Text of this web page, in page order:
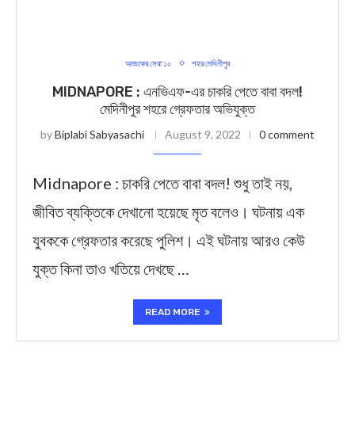
আজকের সেরা ১০ শহর মেদিনীপুর
MIDNAPORE : এনভিএফ-এর চাকরি পেতে বাবা বদল!
মেদিনীপুর শহরে গ্রেফতার অভিযুক্ত
byBiplabi Sabyasachi August 9, 2022 0 comment
Midnapore : চাকরি পেতে বাবা বদল! শুধু তাই নয়,
জীবিত ব্যক্তিকে দেখানো হয়েছে মৃত বলেও। ঘটনায় এক
যুবককে গ্রেফতার করেছে পুলিশ। এই ঘটনায় আরও কেউ
যুক্ত কিনা তাও খতিয়ে দেখছে …
READ MORE